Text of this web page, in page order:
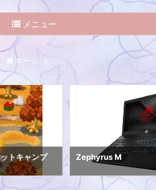
メニュー
ホーム >
トキャンプ Zephyrus M